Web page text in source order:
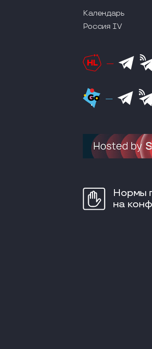
Календарь
Россия IV
Нормы
на